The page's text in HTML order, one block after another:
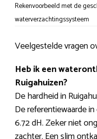
Rekenvoorbeeld met de
waterverzachtingssysteem
Veelgestelde vragen
Heb ik een
Ruigahuizen?
De hardheid in
De referentiewaarde
6.72 dH. Zeker niet